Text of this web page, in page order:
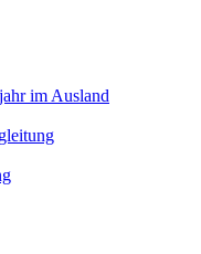
im Ausland